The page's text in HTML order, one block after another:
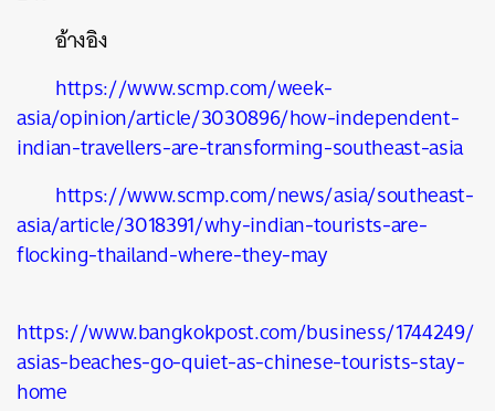
อ้างอิง
https://www.scmp.com/week-
asia/opinion/article/3030896/how-independent-
indian-travellers-are-transforming-southeast-asia
https://www.scmp.com/news/asia/southeast-
asia/article/3018391/why-indian-tourists-are-
flocking-thailand-where-they-may
https://www.bangkokpost.com/business/1744249/
asias-beaches-go-quiet-as-chinese-tourists-stay-
home